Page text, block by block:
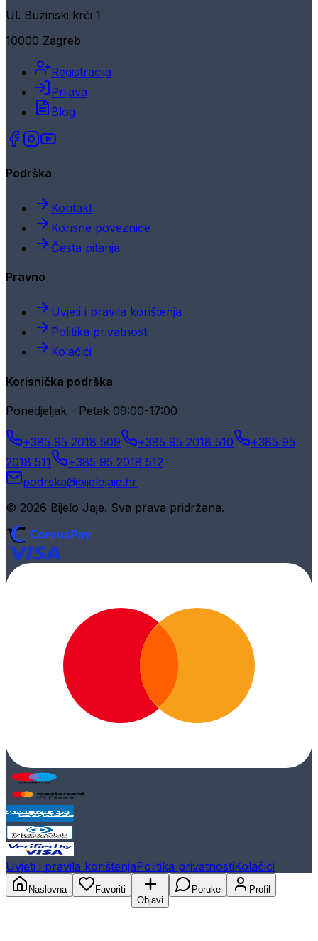
Ul. Buzinski krči 1
10000 Zagreb
Registracija
Prijava
Blog
Podrška
Kontakt
Korisne poveznice
Česta pitanja
Pravno
Uvjeti i pravila korištenja
Politika privatnosti
Kolačići
Korisnička podrška
Ponedjeljak - Petak 09:00-17:00
+385 95 2018 509 +385 95 2018 510
+385 95
2018 511
+385 95 2018 512
podrska@bijelojaje.hr
© 2026 Bijelo Jaje. Sva prava pridržana.
Uvjeti i pravila korištenjaPolitika privatnostiKolačići
Naslovna
Favoriti
Objavi
Poruke Profil